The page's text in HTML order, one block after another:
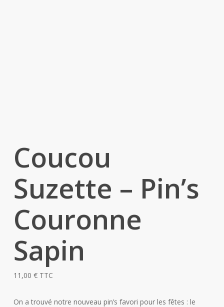
Coucou
Suzette – Pin’s
Couronne
Sapin
11,00 € TTC
On a trouvé notre nouveau pin’s favori pour les fêtes : le